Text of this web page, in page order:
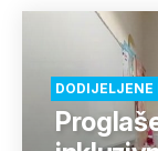
DODIJELJENE